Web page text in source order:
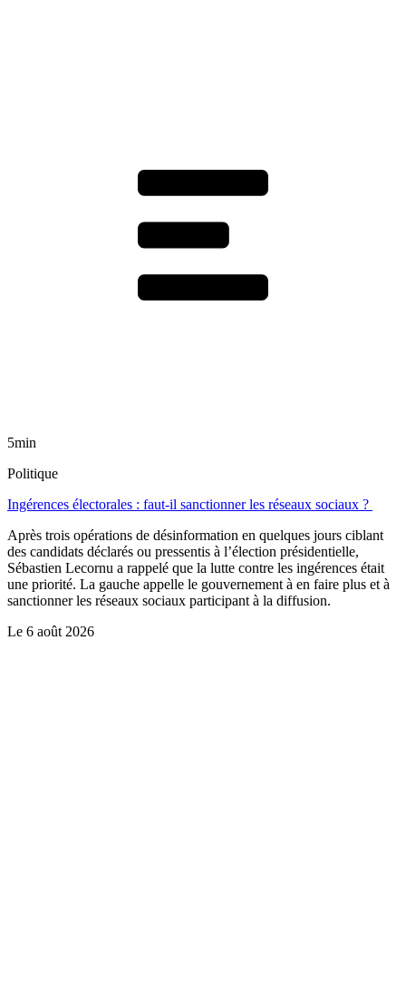
5min
Politique
Ingérences électorales : faut-il sanctionner les réseaux sociaux ?
Après trois opérations de désinformation en quelques jours ciblant
des candidats déclarés ou pressentis à l’élection présidentielle,
Sébastien Lecornu a rappelé que la lutte contre les ingérences était
une priorité. La gauche appelle le gouvernement à en faire plus et à
sanctionner les réseaux sociaux participant à la diffusion.
Le 6 août 2026